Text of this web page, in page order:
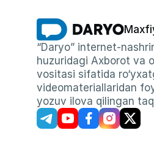
“Daryo” internet-
huzuridagi Axborot va
vositasi sifatida
videomateriallaridan
yozuv ilova qilingan